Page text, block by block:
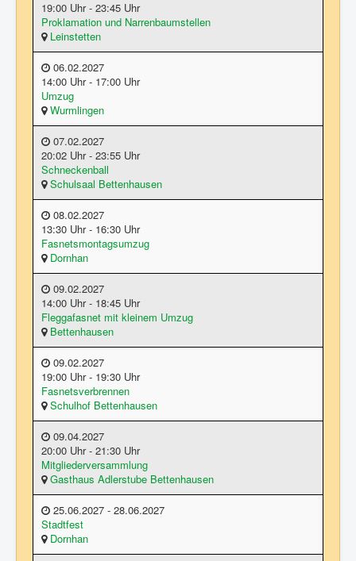
19:00 Uhr - 23:45 Uhr
Proklamation und Narrenbaumstellen
Leinstetten
06.02.2027
14:00 Uhr - 17:00 Uhr
Umzug
Wurmlingen
07.02.2027
20:02 Uhr - 23:55 Uhr
Schneckenball
Schulsaal Bettenhausen
08.02.2027
13:30 Uhr - 16:30 Uhr
Fasnetsmontagsumzug
Dornhan
09.02.2027
14:00 Uhr - 18:45 Uhr
Fleggafasnet mit kleinem Umzug
Bettenhausen
09.02.2027
19:00 Uhr - 19:30 Uhr
Fasnetsverbrennen
Schulhof Bettenhausen
09.04.2027
20:00 Uhr - 21:30 Uhr
Mitgliederversammlung
Gasthaus Adlerstube Bettenhausen
25.06.2027 - 28.06.2027
Stadtfest
Dornhan